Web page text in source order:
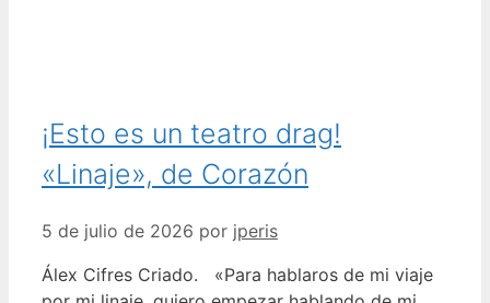
¡Esto es un teatro drag!
«Linaje», de Corazón
5 de julio de 2026 por jperis
Álex Cifres Criado. «Para hablaros de mi viaje